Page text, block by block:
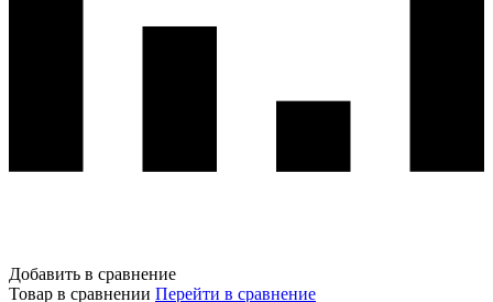
Добавить в сравнение
Товар в сравнении Перейти в сравнение